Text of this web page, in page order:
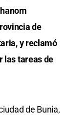
de
y reclamó
las tareas de
de Bunia,